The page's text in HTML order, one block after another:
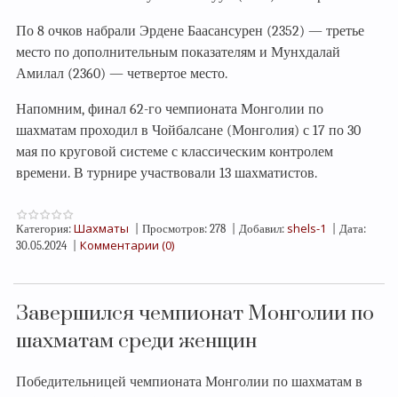
По 8 очков набрали Эрдене Баасансурен (2352) — третье
место по дополнительным показателям и Мунхдалай
Амилал (2360) — четвертое место.
Напомним, финал 62-го чемпионата Монголии по
шахматам проходил в Чойбалсане (Монголия) с 17 по 30
мая по круговой системе с классическим контролем
времени. В турнире участвовали 13 шахматистов.
Категория: Шахматы Просмотров: 278 Добавил: shels-1
Дата:
30.05.2024
Комментарии (0)
Завершился чемпионат Монголии по
шахматам среди женщин
Победительницей чемпионата Монголии по шахматам в